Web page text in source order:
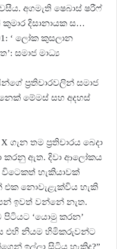
අගමැති ෂෙබාස් ෂරීෆ්
දිසානායක ස…
‘ ලෝක කුසලාන
සමාජ මාධ්‍ය
ප්‍රතිචාරවලින් සමාජ
මේමස් සහ අදහස්
තම ප්‍රතිචාරය බෙදා
කරනු ඇත. දිවා ආලෝකය
විටෙකත් හැකියාවක්
එක නොවැළැක්විය හැකි
ඉවත් වන්නේ නැත.
‘යොමු කරන’
එහි නියම හිමිකරුවන්ට
ඉල්ලා සිටිය හැකිද?”